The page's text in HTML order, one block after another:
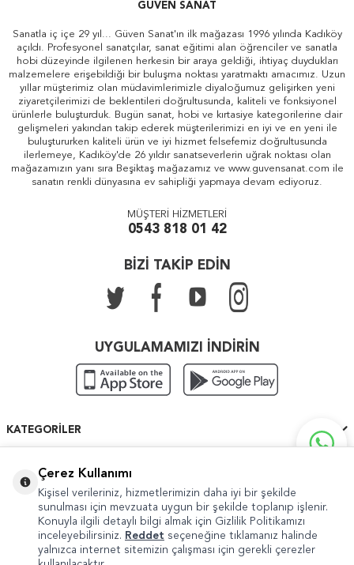
GÜVEN SANAT
Sanatla iç içe 29 yıl... Güven Sanat'ın ilk mağazası 1996 yılında Kadıköy
açıldı. Profesyonel sanatçılar, sanat eğitimi alan öğrenciler ve sanatla
hobi düzeyinde ilgilenen herkesin bir araya geldiği, ihtiyaç duydukları
malzemelere erişebildiği bir buluşma noktası yaratmaktı amacımız. Uzun
yıllar müşterimiz olan müdavimlerimizle diyaloğumuz gelişirken yeni
ziyaretçilerimizi de beklentileri doğrultusunda, kaliteli ve fonksiyonel
ürünlerle buluşturduk. Bugün sanat, hobi ve kırtasiye kategorilerine dair
gelişmeleri yakından takip ederek müşterilerimizi en iyi ve en yeni ile
buluştururken kaliteli ürün ve iyi hizmet felsefemiz doğrultusunda
ilerlemeye, Kadıköy'de 26 yıldır sanatseverlerin uğrak noktası olan
mağazamızın yanı sıra Beşiktaş mağazamız ve www.guvensanat.com ile
sanatın renkli dünyasına ev sahipliği yapmaya devam ediyoruz.
MÜŞTERİ HİZMETLERİ
0543 818 01 42
BİZİ TAKİP EDİN
UYGULAMAMIZI İNDİRİN
KATEGORILER
HIZLI ERIŞIM
Çerez Kullanımı
Kişisel verileriniz, hizmetlerimizin daha iyi bir şekilde
sunulması için mevzuata uygun bir şekilde toplanıp işlenir.
Konuyla ilgili detaylı bilgi almak için Gizlilik Politikamızı
inceleyebilirsiniz. Reddet seçeneğine tıklamanız halinde
yalnızca internet sitemizin çalışması için gerekli çerezler